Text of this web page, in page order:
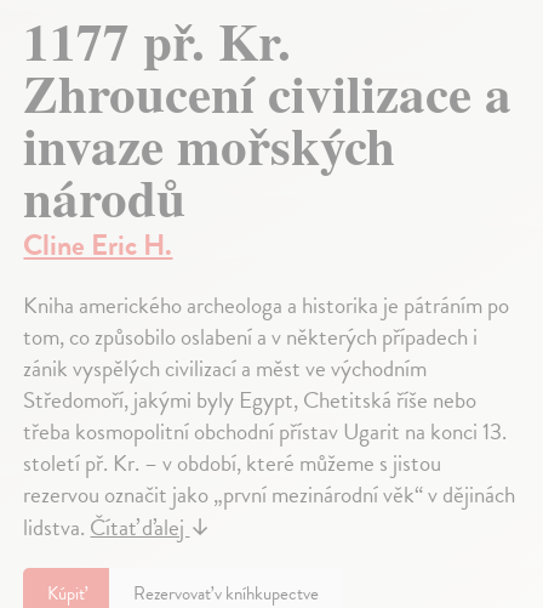
1177 př. Kr.
Zhroucení civilizace a
invaze mořských
národů
Cline Eric H.
Kniha amerického archeologa a historika je pátráním po
tom, co způsobilo oslabení a v některých případech i
zánik vyspělých civilizací a měst ve východním
Středomoří, jakými byly Egypt, Chetitská říše nebo
třeba kosmopolitní obchodní přístav Ugarit na konci 13.
století př. Kr. – v období, které můžeme s jistou
rezervou označit jako „první mezinárodní věk“ v dějinách
lidstva.Čítať ďalej↓
Kúpiť Rezervovať v kníhkupectve